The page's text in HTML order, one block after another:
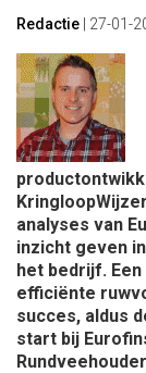
Redactie 27-01-
analyses van
inzicht geven
het bedrijf.
efficiënte
succes, aldus
start bij